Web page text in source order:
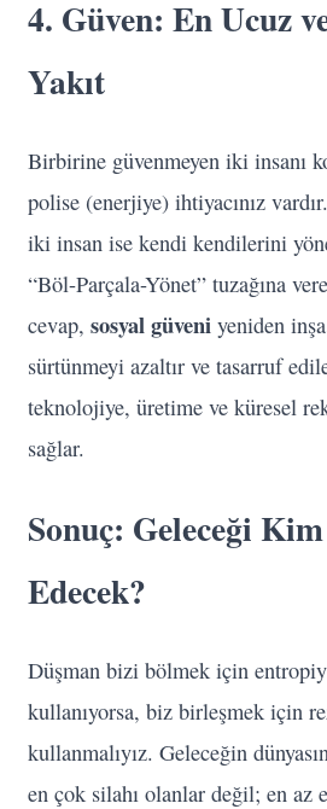
4. Güven: En Ucuz
Yakıt
Birbirine güvenmeyen iki insanı
polise (enerjiye) ihtiyacınız
iki insan ise kendi kendilerini
“Böl-Parçala-Yönet” tuzağına
cevap, sosyal güveni yeniden
sürtünmeyi azaltır ve tasarruf
teknolojiye, üretime ve küresel
sağlar.
Sonuç: Geleceği
Edecek?
Düşman bizi bölmek için
kullanıyorsa, biz birleşmek için
kullanmalıyız. Geleceğin
en çok silahı olanlar değil; en az